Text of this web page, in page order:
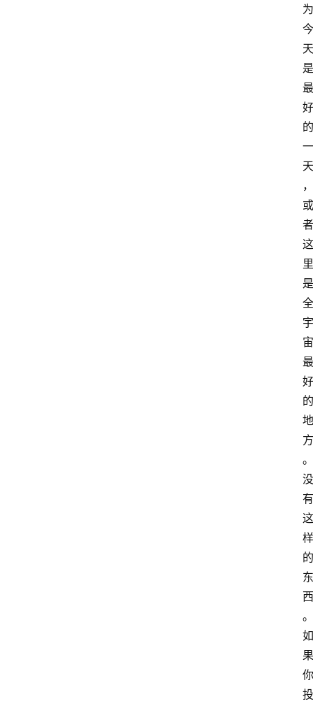
为
今
天
是
最
好
的
一
天
，
或
者
这
里
是
全
宇
宙
最
好
的
地
方
。
没
有
这
样
的
东
西
。
如
果
你
投